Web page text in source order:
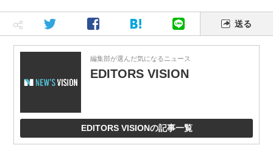
送る
編集部が選んだ気になるニュース
EDITORS VISION
EDITORS VISIONの記事一覧